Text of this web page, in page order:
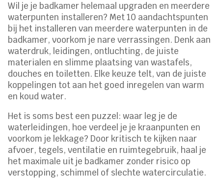
Wil je je badkamer helemaal upgraden en meerdere
waterpunten installeren? Met 10 aandachtspunten
bij het installeren van meerdere waterpunten in de
badkamer, voorkom je nare verrassingen. Denk aan
waterdruk, leidingen, ontluchting, de juiste
materialen en slimme plaatsing van wastafels,
douches en toiletten. Elke keuze telt, van de juiste
koppelingen tot aan het goed inregelen van warm
en koud water.
Het is soms best een puzzel: waar leg je de
waterleidingen, hoe verdeel je je kraanpunten en
voorkom je lekkage? Door kritisch te kijken naar
afvoer, tegels, ventilatie en ruimtegebruik, haal je
het maximale uit je badkamer zonder risico op
verstopping, schimmel of slechte watercirculatie.